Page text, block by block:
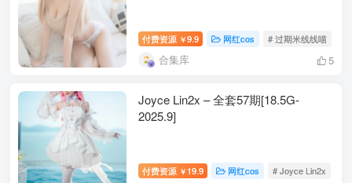
包内原图 – 无水印 – 更清晰
付费资源 ￥9.9 网红cos # 过期米线线喵
合集库 5
Joyce Lin2x – 全套57期[18.5G-
2025.9]
付费资源 ￥ 19.9 网红cos # Joyce Lin2x